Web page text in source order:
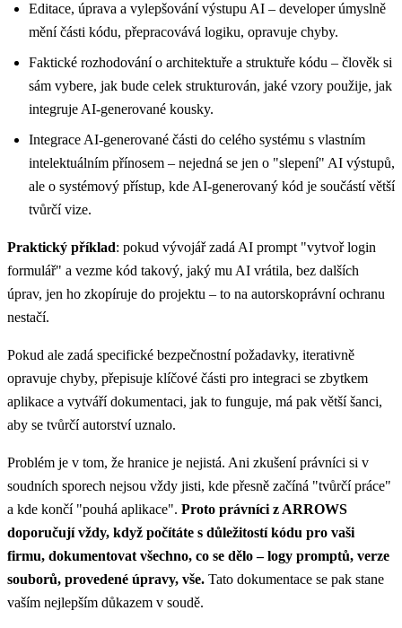
Editace, úprava a vylepšování výstupu AI – developer úmyslně
mění části kódu, přepracovává logiku, opravuje chyby.
Faktické rozhodování o architektuře a struktuře kódu – člověk si
sám vybere, jak bude celek strukturován, jaké vzory použije, jak
integruje AI-generované kousky.
Integrace AI-generované části do celého systému s vlastním
intelektuálním přínosem – nejedná se jen o "slepení" AI výstupů,
ale o systémový přístup, kde AI-generovaný kód je součástí větší
tvůrčí vize.
Praktický příklad: pokud vývojář zadá AI prompt "vytvoř login
formulář" a vezme kód takový, jaký mu AI vrátila, bez dalších
úprav, jen ho zkopíruje do projektu – to na autorskoprávní ochranu
nestačí.
Pokud ale zadá specifické bezpečnostní požadavky, iterativně
opravuje chyby, přepisuje klíčové části pro integraci se zbytkem
aplikace a vytváří dokumentaci, jak to funguje, má pak větší šanci,
aby se tvůrčí autorství uznalo.
Problém je v tom, že hranice je nejistá. Ani zkušení právníci si v
soudních sporech nejsou vždy jisti, kde přesně začíná "tvůrčí práce"
a kde končí "pouhá aplikace". Proto právníci z ARROWS
doporučují vždy, když počítáte s důležitostí kódu pro vaši
firmu, dokumentovat všechno, co se dělo – logy promptů, verze
souborů, provedené úpravy, vše. Tato dokumentace se pak stane
vaším nejlepším důkazem v soudě.